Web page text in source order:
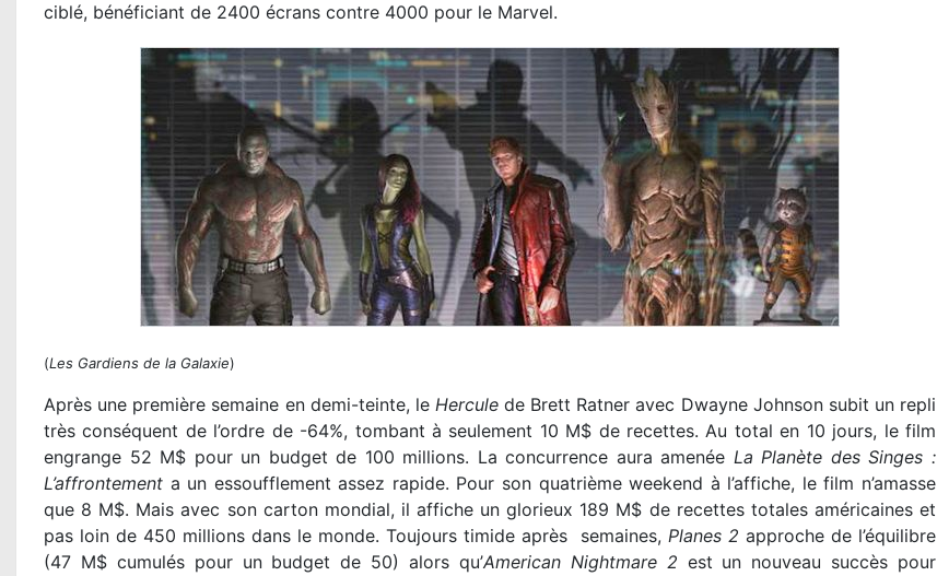
ciblé, bénéficiant de 2400 écrans contre 4000 pour le Marvel.
(Les Gardiens de la Galaxie)
Après une première semaine en demi-teinte, le Herculede Brett Ratner avec Dwayne Johnson subit un repli
très conséquent de l’ordre de -64%, tombant à seulement 10 M$ de recettes. Au total en 10 jours, le film
engrange 52 M$ pour un budget de 100 millions. La concurrence aura amenée La Planète des Singes :
L’affrontement a un essoufflement assez rapide. Pour son quatrième weekend à l’affiche, le film n’amasse
que 8 M$. Mais avec son carton mondial, il affiche un glorieux 189 M$ de recettes totales américaines et
pas loin de 450 millions dans le monde. Toujours timide après semaines, Planes 2 approche de l’équilibre
(47 M$ cumulés pour un budget de 50) alors qu’American Nightmare 2 est un nouveau succès pour